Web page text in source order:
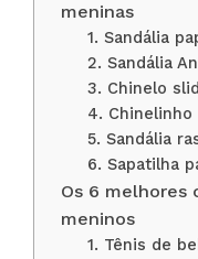
meninas
1. Sandália
2. Sandália
3. Chinelo
4. Chinelinho
5. Sandália
6. Sapatilha
Os 6 melhores
meninos
1. Tênis de